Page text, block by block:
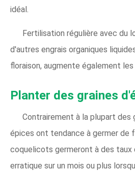
idéal.
Fertilisation régulière avec du
d'autres engrais organiques
floraison, augmente également
Planter des graines
Contrairement à la plupart des
épices ont tendance à germer de
coquelicots germeront à des taux
erratique sur un mois ou plus